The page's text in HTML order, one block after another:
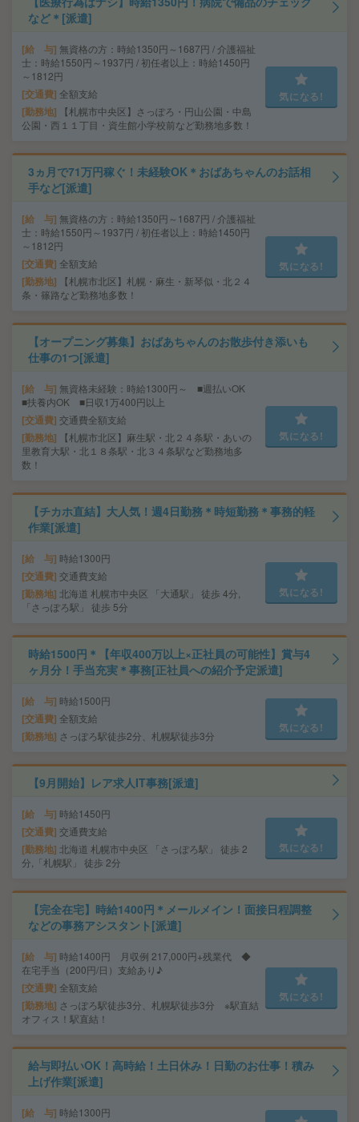
など＊[派遣]
給 与 無資格の方：時給1350円～1687円 / 介護福祉
士：時給1550円～1937円 / 初任者以上：時給1450円
～1812円
交通費 全額支給
勤務地
【札幌市中央区】さっぽろ・円山公園・中島
公園・西１１丁目・資生館小学校前など勤務地多数！
気になる!
3ヵ月で71万円稼ぐ！未経験OK＊おばあちゃんのお話相
手など[派遣]
給 与 無資格の方：時給1350円～1687円 / 介護福祉
士：時給1550円～1937円 / 初任者以上：時給1450円
～1812円
交通費 全額支給
勤務地
【札幌市北区】札幌・麻生・新琴似・北２４
条・篠路など勤務地多数！
気になる!
【オープニング募集】おばあちゃんのお散歩付き添いも
仕事の1つ[派遣]
給 与 無資格未経験：時給1300円～ ■週払いOK
■扶養内OK ■日収1万400円以上
交通費 交通費全額支給
勤務地
【札幌市北区】麻生駅・北２４条駅・あいの
里教育大駅・北１８条駅・北３４条駅など勤務地多
数！
気になる!
【チカホ直結】大人気！週4日勤務＊時短勤務＊事務的軽
作業[派遣]
給 与 時給1300円
交通費 交通費支給
勤務地 北海道 札幌市中央区 「大通駅」 徒歩 4分,
「さっぽろ駅」 徒歩 5分
気になる!
時給1500円＊【年収400万以上×正社員の可能性】賞与4
ヶ月分！手当充実＊事務[正社員への紹介予定派遣]
給 与 時給1500円
交通費 全額支給
勤務地 さっぽろ駅徒歩2分、札幌駅徒歩3分
気になる!
【9月開始】レア求人IT事務[派遣]
給 与 時給1450円
交通費 交通費支給
勤務地 北海道 札幌市中央区 「さっぽろ駅」 徒歩 2
分,「札幌駅」 徒歩 2分
気になる!
【完全在宅】時給1400円＊メールメイン！面接日程調整
などの事務アシスタント[派遣]
給 与 時給1400円 月収例 217,000円+残業代 ◆
在宅手当（200円/日）支給あり♪
交通費 全額支給
勤務地 さっぽろ駅徒歩3分、札幌駅徒歩3分 ※駅直結
オフィス！駅直結！
気になる!
給与即払いOK！高時給！土日休み！日勤のお仕事！積み
上げ作業[派遣]
給 与 時給1300円